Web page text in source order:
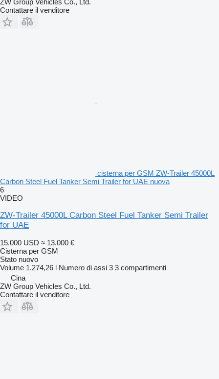
Contattare il venditore
cisterna per GSM ZW-Trailer 45000L
Carbon Steel Fuel Tanker Semi Trailer for UAE nuova
6
VIDEO
ZW-Trailer 45000L Carbon Steel Fuel Tanker Semi Trailer
for UAE
15.000 USD ≈ 13.000 €
Cisterna per GSM
Stato nuovo
Volume 1.274,26 l Numero di assi 3 3 compartimenti
Cina
ZW Group Vehicles Co., Ltd.
Contattare il venditore